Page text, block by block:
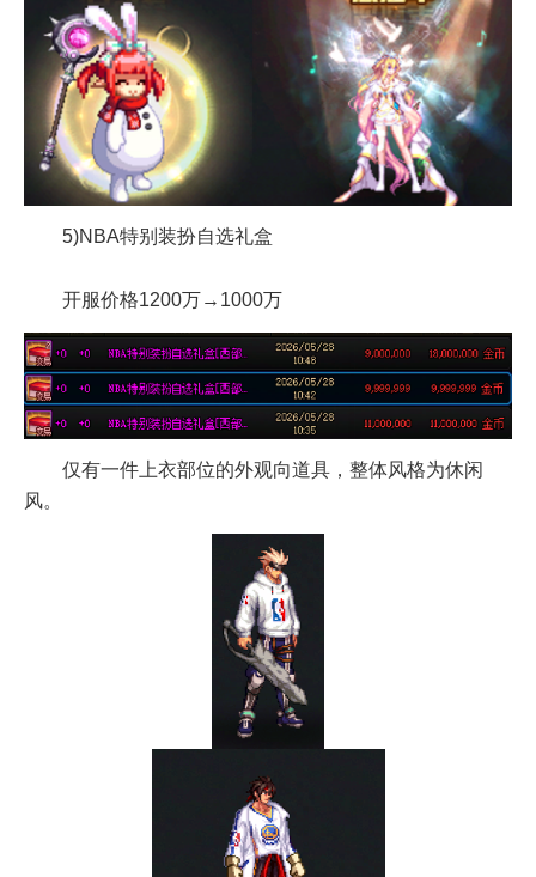
5)NBA特别装扮自选礼盒
开服价格1200万→1000万
仅有一件上衣部位的外观向道具，整体风格为休闲
风。